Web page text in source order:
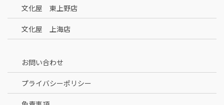
文化屋 東上野店
文化屋 上海店
お問い合わせ
プライバシーポリシー